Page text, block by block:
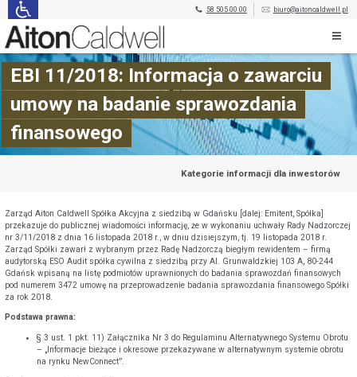
58 505 00 00 biuro@aitoncaldwell.pl
EBI 11/2018: Informacja o zawarciu
umowy na badanie sprawozdania
finansowego
Kategorie informacji dla inwestorów
Zarząd Aiton Caldwell Spółka Akcyjna z siedzibą w Gdańsku [dalej: Emitent, Spółka]
przekazuje do publicznej wiadomości informację, że w wykonaniu uchwały Rady Nadzorczej
nr 3/11/2018 z dnia 16 listopada 2018 r., w dniu dzisiejszym, tj. 19 listopada 2018 r.
Zarząd Spółki zawarł z wybranym przez Radę Nadzorczą biegłym rewidentem – firmą
audytorską ESO Audit spółka cywilna z siedzibą przy Al. Grunwaldzkiej 103 A, 80-244
Gdańsk wpisaną na listę podmiotów uprawnionych do badania sprawozdań finansowych
pod numerem 3472 umowę na przeprowadzenie badania sprawozdania finansowego Spółki
za rok 2018.
Podstawa prawna:
§ 3 ust. 1 pkt. 11) Załącznika Nr 3 do Regulaminu Alternatywnego Systemu Obrotu
– „Informacje bieżące i okresowe przekazywane w alternatywnym systemie obrotu
na rynku NewConnect”.